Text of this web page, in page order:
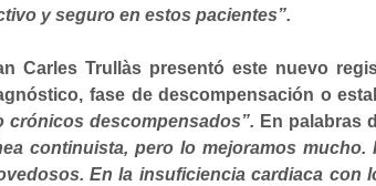
y seguro en estos pacientes”.
Carles Trullàs presentó este nuevo
fase de descompensación o
crónicos descompensados”. En palabras
continuista, pero lo mejoramos
En la insuficiencia cardiaca con